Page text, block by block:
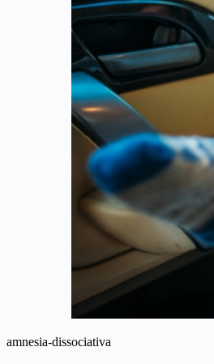
amnesia-dissociativa